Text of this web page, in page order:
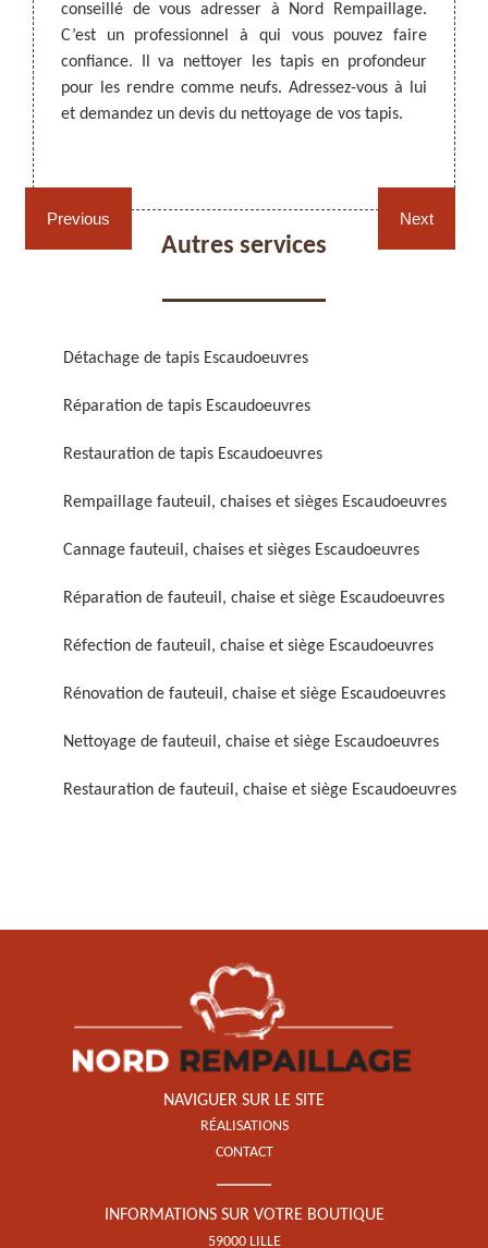
Rempaillage fauteuil,
chaises et sièges 59
Cannage fauteuil, chaises
et sièges 59
Réparation de fauteuil,
Réfection de fauteuil,
Rénovation de fauteuil,
chaise et siège 59
Nettoyage de fauteuil,
chaise et siège 59
Restauration de fauteuil,
chaise et siège 59
Previous
par
ces
vos
de
à
conseillé de vous adresser à Nord Rempaillage.
C’est un professionnel à qui vous pouvez faire
confiance. Il va nettoyer les tapis en profondeur
pour les rendre comme neufs. Adressez-vous à lui
et demandez un devis du nettoyage de vos tapis.
de
Next
Autres services
Détachage de tapis Escaudoeuvres
Réparation de tapis Escaudoeuvres
Restauration de tapis Escaudoeuvres
Rempaillage fauteuil, chaises et sièges Escaudoeuvres
Cannage fauteuil, chaises et sièges Escaudoeuvres
Réparation de fauteuil, chaise et siège Escaudoeuvres
Réfection de fauteuil, chaise et siège Escaudoeuvres
Rénovation de fauteuil, chaise et siège Escaudoeuvres
Nettoyage de fauteuil, chaise et siège Escaudoeuvres
Restauration de fauteuil, chaise et siège Escaudoeuvres
NAVIGUER SUR LE SITE
RÉALISATIONS
CONTACT
INFORMATIONS SUR VOTRE BOUTIQUE
59000 LILLE